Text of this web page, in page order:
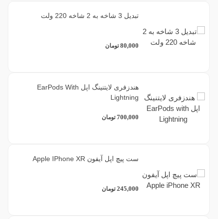
تبدیل 3 شاخه به 2 شاخه 220 ولت
80,000 تومان
هندزفری لایتنینگ اپل EarPods With
Lightning
700,000 تومان
ست پیچ اپل آیفون Apple IPhone XR
245,000 تومان